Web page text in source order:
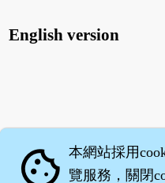
English version
cookie 本網站採用
覽服務，關閉